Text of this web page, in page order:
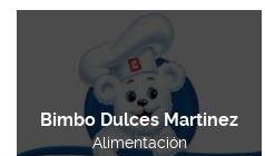
Bimbo Dulces Martinez
Alimentación